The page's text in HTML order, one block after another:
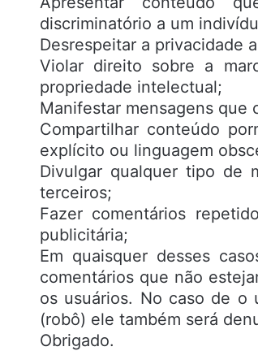
discriminatório a um
Desrespeitar a privacidade
Violar direito sobre a
propriedade intelectual;
Manifestar mensagens que
Compartilhar conteúdo
explícito ou linguagem
Divulgar qualquer tipo de
terceiros;
Fazer comentários
publicitária;
Em quaisquer desses
comentários que não
os usuários. No caso de o
(robô) ele também será
Obrigado.